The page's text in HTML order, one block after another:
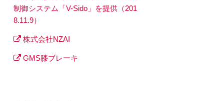
制御システム「V-Sido」を提供（201
8.11.9）
株式会社NZAI
GMS膝ブレーキ